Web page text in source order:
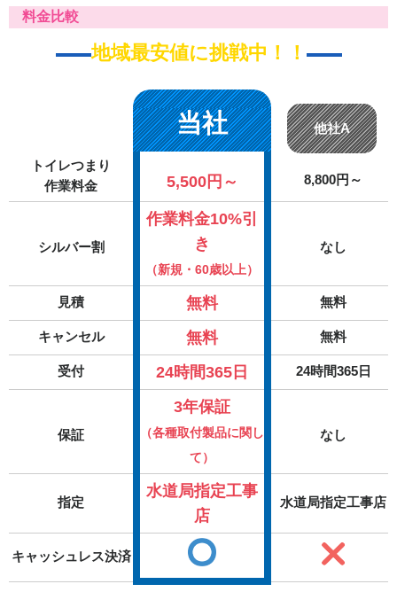
料金比較
地域最安値に挑戦中！！
当社 他社A
トイレつまり
作業料金
5,500円～ 8,800円～
シルバー割
作業料金10%引
き
（新規・60歳以上）
なし
見積 無料 無料
キャンセル 無料 無料
受付 24時間365日 24時間365日
保証
3年保証
（各種取付製品に関し
て）
なし
指定
水道局指定工事
店
水道局指定工事店
キャッシュレス決済